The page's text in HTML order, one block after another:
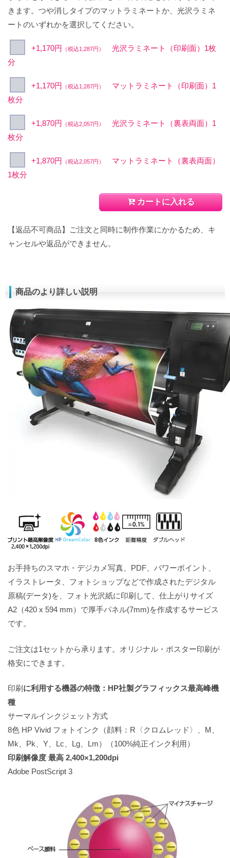
きます。つや消しタイプのマットラミネートか、光沢ラミネ
ートのいずれかを選択してください。
+1,170円 （税込1,287円）
光沢ラミネート（印刷面）1枚
分
+1,170円 （税込1,287円）
マットラミネート（印刷面）1
枚分
+1,870円 （税込2,057円）
光沢ラミネート（裏表両面）1
枚分
+1,870円 （税込2,057円）
マットラミネート（裏表両面）
1枚分
カートに入れる
【返品不可商品】ご注文と同時に制作作業にかかるため、キ
ャンセルや返品ができません。
商品のより詳しい説明
お手持ちのスマホ・デジカメ写真、PDF、パワーポイント、
イラストレータ、フォトショップなどで作成されたデジタル
原稿(データ)を、フォト光沢紙に印刷して、仕上がりサイズ
A2（420 x 594 mm）で厚手パネル(7mm)を作成するサービス
です。
ご注文は1セットから承ります。オリジナル・ポスター印刷が
格安にできます。
印刷 に利用する機器の特徴：HP社製グラフィックス最高峰機
種
サーマルインクジェット方式
8色 HP Vivid フォトインク（顔料：R〈クロムレッド〉、M、
Mk、Pk、Y、Lc、Lg、Lm）（100%純正インク利用）
印刷解像度 最高 2,400×1,200dpi
Adobe PostScript 3